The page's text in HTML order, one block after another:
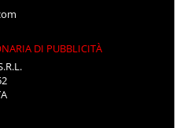
DI PUBBLICITÀ